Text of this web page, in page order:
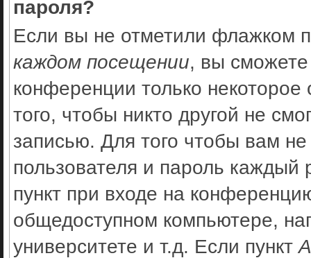
пароля?
Если вы не отметили флажком
каждом посещении, вы
конференции только
того, чтобы никто другой не
записью. Для того чтобы вам
пользователя и пароль
пункт при входе на
общедоступном компьютере,
университете и т.д. Если пункт